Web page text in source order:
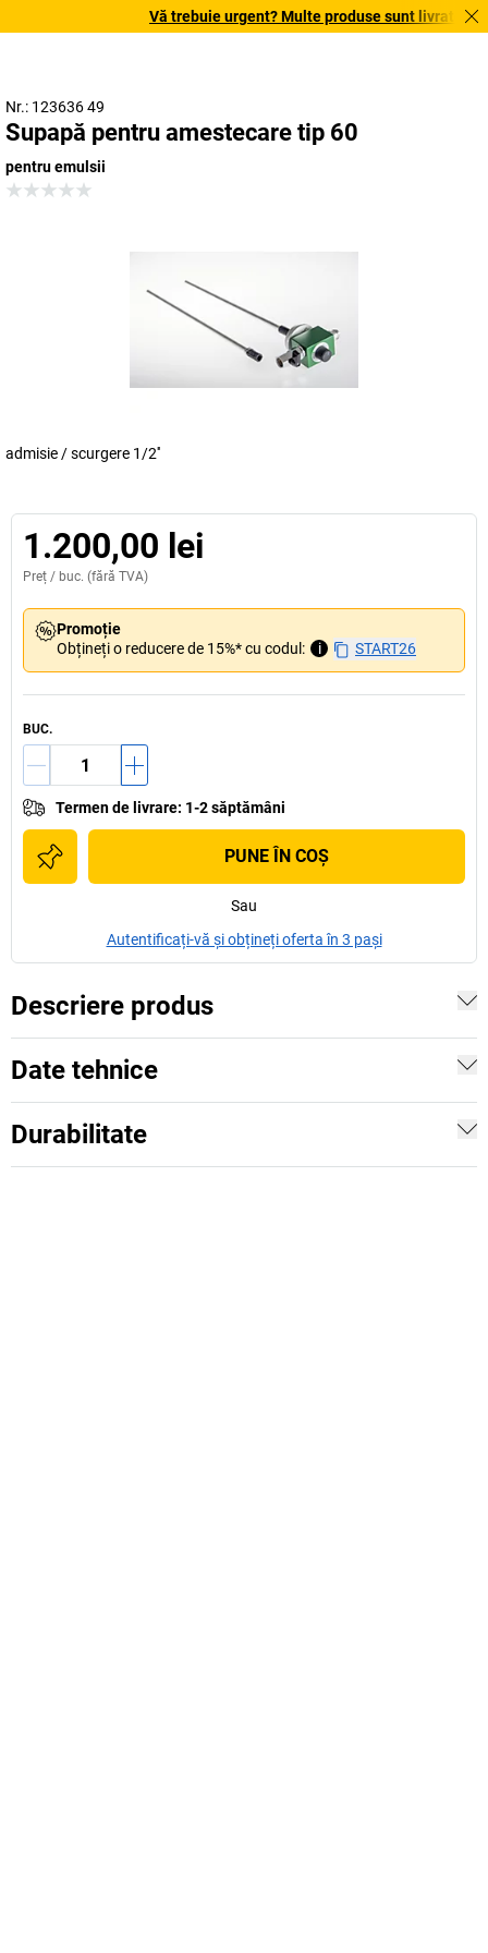
Vă trebuie urgent? Multe produse sunt livrate în
Nr.: 123636 49
Supapă pentru amestecare tip 60
pentru emulsii
admisie / scurgere 1/2''
1.200,00 lei
Preț / buc. (fără TVA)
Promoție
Obțineți o reducere de 15%* cu codul:
i START26
BUC.
Termen de livrare: 1-2 săptămâni
PUNE ÎN COŞ
Sau
Autentificați-vă și obțineți oferta în 3 pași
Descriere produs
Date tehnice
Durabilitate